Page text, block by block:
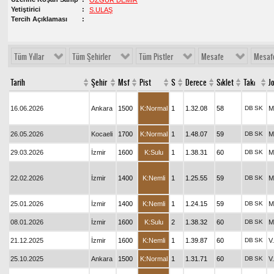
Yetiştirici
S.ULAŞ
Tercih Açıklaması
Tüm Yıllar Tüm Şehirler Tüm Pistler Mesafe
Tarih Şehir Msf Pist S Derece Sıklet Takı
16.06.2026 Ankara 1500 K:Normal 1 1.32.08 58 DB SK
26.05.2026 Kocaeli 1700 K:Normal 1 1.48.07 59 DB SK
29.03.2026 İzmir 1600 K:Sulu 1 1.38.31 60 DB SK
22.02.2026 İzmir 1400 K:Nemli 1 1.25.55 59 DB SK
25.01.2026 İzmir 1400 K:Nemli 1 1.24.15 59 DB SK
08.01.2026 İzmir 1600 K:Sulu 2 1.38.32 60 DB SK
21.12.2025 İzmir 1600 K:Nemli 1 1.39.87 60 DB SK
25.10.2025 Ankara 1500 K:Normal 1 1.31.71 60 DB SK